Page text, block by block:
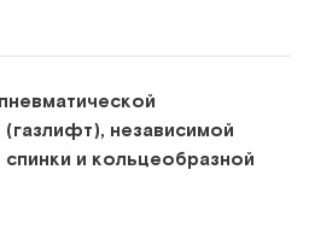
независимой
и кольцеобразной